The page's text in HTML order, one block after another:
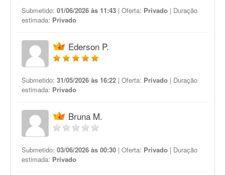
Submetido: 01/06/2026 às 11:43 | Oferta: Privado | Duração
estimada: Privado
Ederson P.
Submetido: 31/05/2026 às 16:22 | Oferta: Privado | Duração
estimada: Privado
Bruna M.
Submetido: 03/06/2026 às 00:30 | Oferta: Privado | Duração
estimada: Privado